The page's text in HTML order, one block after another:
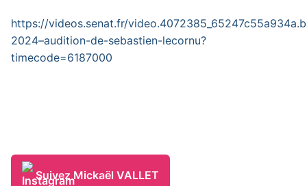
https://videos.senat.fr/
2024–audition-de-sebastien-lecornu?
timecode=6187000
Suivez Mickaël VALLET